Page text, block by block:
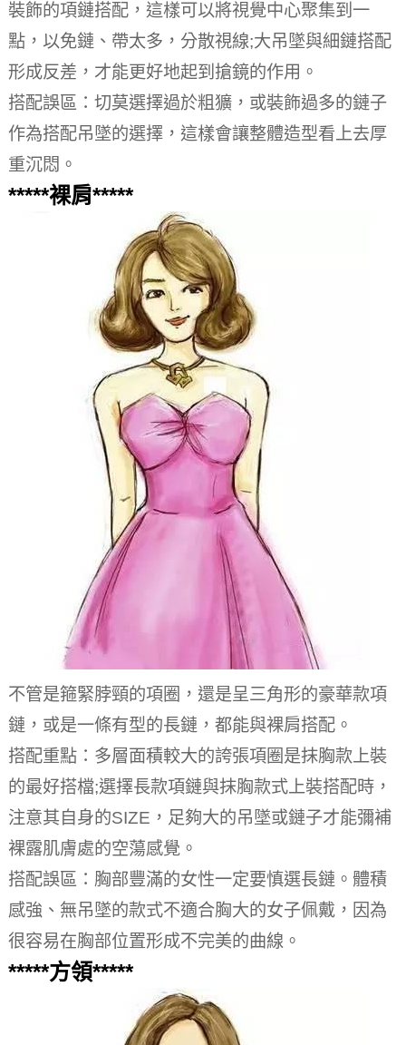
裝飾的項鏈搭配，這樣可以將視覺中心聚集到一
點，以免鏈、帶太多，分散視線;大吊墜與細鏈搭配
形成反差，才能更好地起到搶鏡的作用。
搭配誤區：切莫選擇過於粗獷，或裝飾過多的鏈子
作為搭配吊墜的選擇，這樣會讓整體造型看上去厚
重沉悶。
*****裸肩*****
不管是箍緊脖頸的項圈，還是呈三角形的豪華款項
鏈，或是一條有型的長鏈，都能與裸肩搭配。
搭配重點：多層面積較大的誇張項圈是抹胸款上裝
的最好搭檔;選擇長款項鏈與抹胸款式上裝搭配時，
注意其自身的SIZE，足夠大的吊墜或鏈子才能彌補
裸露肌膚處的空蕩感覺。
搭配誤區：胸部豐滿的女性一定要慎選長鏈。體積
感強、無吊墜的款式不適合胸大的女子佩戴，因為
很容易在胸部位置形成不完美的曲線。
*****方領*****